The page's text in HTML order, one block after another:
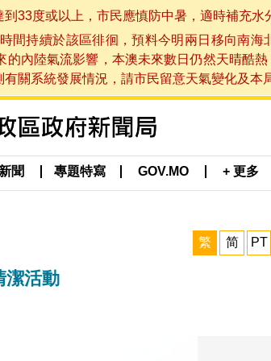
33度或以上，市民應慎防中暑，適時補充
間持續於該區徘徊，預料今明兩日移向南
內陸氣流影響，本澳未來數日仍然天晴酷
關系統發展情況，請市民留意天氣變化及
聞 專題特寫 GOV.MO + 更多
繁 简 PT
潔活動